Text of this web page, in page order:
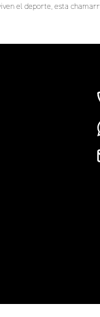
el deporte, esta